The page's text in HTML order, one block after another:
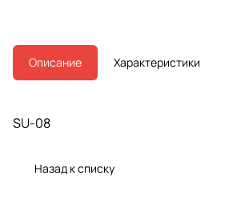
Описание Характеристики
SU-08
Назад к списку